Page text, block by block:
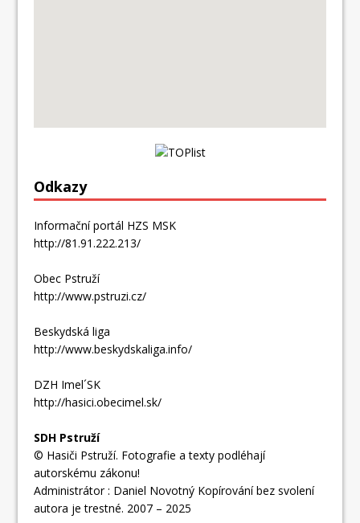
Odkazy
Informační portál HZS MSK
http://81.91.222.213/
Obec Pstruží
http://www.pstruzi.cz/
Beskydská liga
http://www.beskydskaliga.info/
DZH Imel´SK
http://hasici.obecimel.sk/
SDH Pstruží
© Hasiči Pstruží. Fotografie a texty podléhají
autorskému zákonu!
Administrátor : Daniel Novotný Kopírování bez svolení
autora je trestné. 2007 – 2025